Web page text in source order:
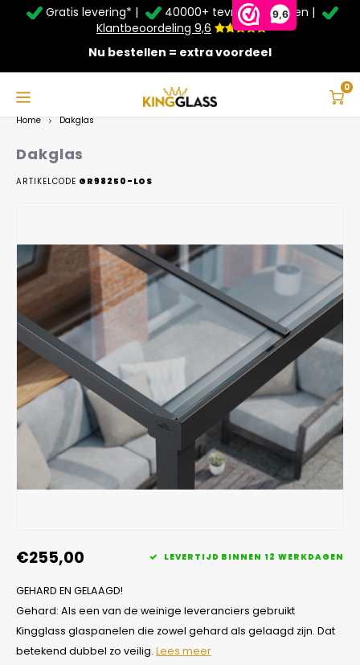
9,6
Service & Contact
Montage
Betaalmethoden
Garantie
Veelgestelde vragen
Taal
Nederlands
Gratis levering* |
40000+ tevreden klanten |
Klantbeoordeling 9,6
Nu bestellen = extra voordeel
0
Zomer Deals: Tot 20% kortingop schuifwanden en
veranda's +€20extra kassa korting*
Home Dakglas
Dakglas
ARTIKELCODE GR98250-LOS
€255,00 LEVERTIJD BINNEN 12 WERKDAGEN
GEHARD EN GELAAGD!
Gehard: Als een van de weinige leveranciers gebruikt
Kingglass glaspanelen die zowel gehard als gelaagd zijn. Dat
betekend dubbel zo veilig. Lees meer